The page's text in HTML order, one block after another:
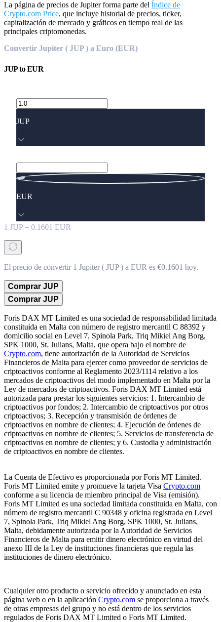
La página de precios de Jupiter forma parte del Índice de
Crypto.com Price, que incluye historial de precios, ticker,
capitalización de mercado y gráficos en tiempo real de las
principales criptomonedas.
Convertir Jupiter ( JUP ) a Euro (EUR)
JUPtoEUR
JUP
EUR
1 JUP = 0.1601 EUR
El precio de convertir 1 Jupiter ( JUP ) a EUR es €0.1601 hoy.
Comprar JUP
Comprar JUP
Foris DAX MT Limited es una sociedad de responsabilidad limitada
constituida en Malta con número de registro mercantil C 88392 y
domicilio social en Level 7, Spinola Park, Triq Mikiel Ang Borg,
SPK 1000, St. Julians, Malta, que opera bajo el nombre de
Crypto.com, tiene autorización de la Autoridad de Servicios
Financieros de Malta para ejercer como proveedor de servicios de
criptoactivos conforme al Reglamento 2023/1114 relativo a los
mercados de criptoactivos del modo implementado en Malta por la
Ley de mercados de criptoactivos. Foris DAX MT Limited está
autorizada para prestar los siguientes servicios: 1. Intercambio de
criptoactivos por fondos; 2. Intercambio de criptoactivos por otros
criptoactivos; 3. Recepción y transmisión de órdenes de
criptoactivos en nombre de clientes; 4. Ejecución de órdenes de
criptoactivos en nombre de clientes; 5. Servicios de transferencia de
criptoactivos en nombre de clientes; y 6. Custodia y administración
de criptoactivos en nombre de clientes.
La Cuenta de Efectivo es proporcionada por Foris MT Limited.
Foris MT Limited emite y promueve la tarjeta Visa Crypto.com
conforme a su licencia de miembro principal de Visa (emisión).
Foris MT Limited es una sociedad limitada constituida en Malta, con
número de registro mercantil C 90348 y oficina registrada en Level
7, Spinola Park, Triq Mikiel Ang Borg, SPK 1000, St. Julians,
Malta, debidamente autorizada por la Autoridad de Servicios
Financieros de Malta para emitir dinero electrónico en virtud del
anexo III de la Ley de instituciones financieras que regula las
instituciones de dinero electrónico.
Cualquier otro producto o servicio ofrecido y anunciado en esta
página web o en la aplicación Crypto.com se proporciona a través
de otras empresas del grupo y no está dentro de los servicios
regulados de Foris DAX MT Limited o Foris MT Limited.